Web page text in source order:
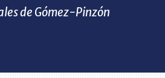
de Gómez-Pinzón